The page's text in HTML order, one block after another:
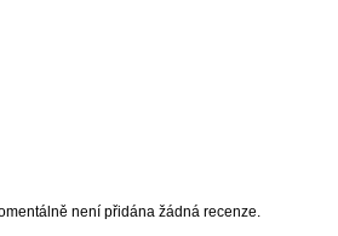
není přidána žádná recenze.